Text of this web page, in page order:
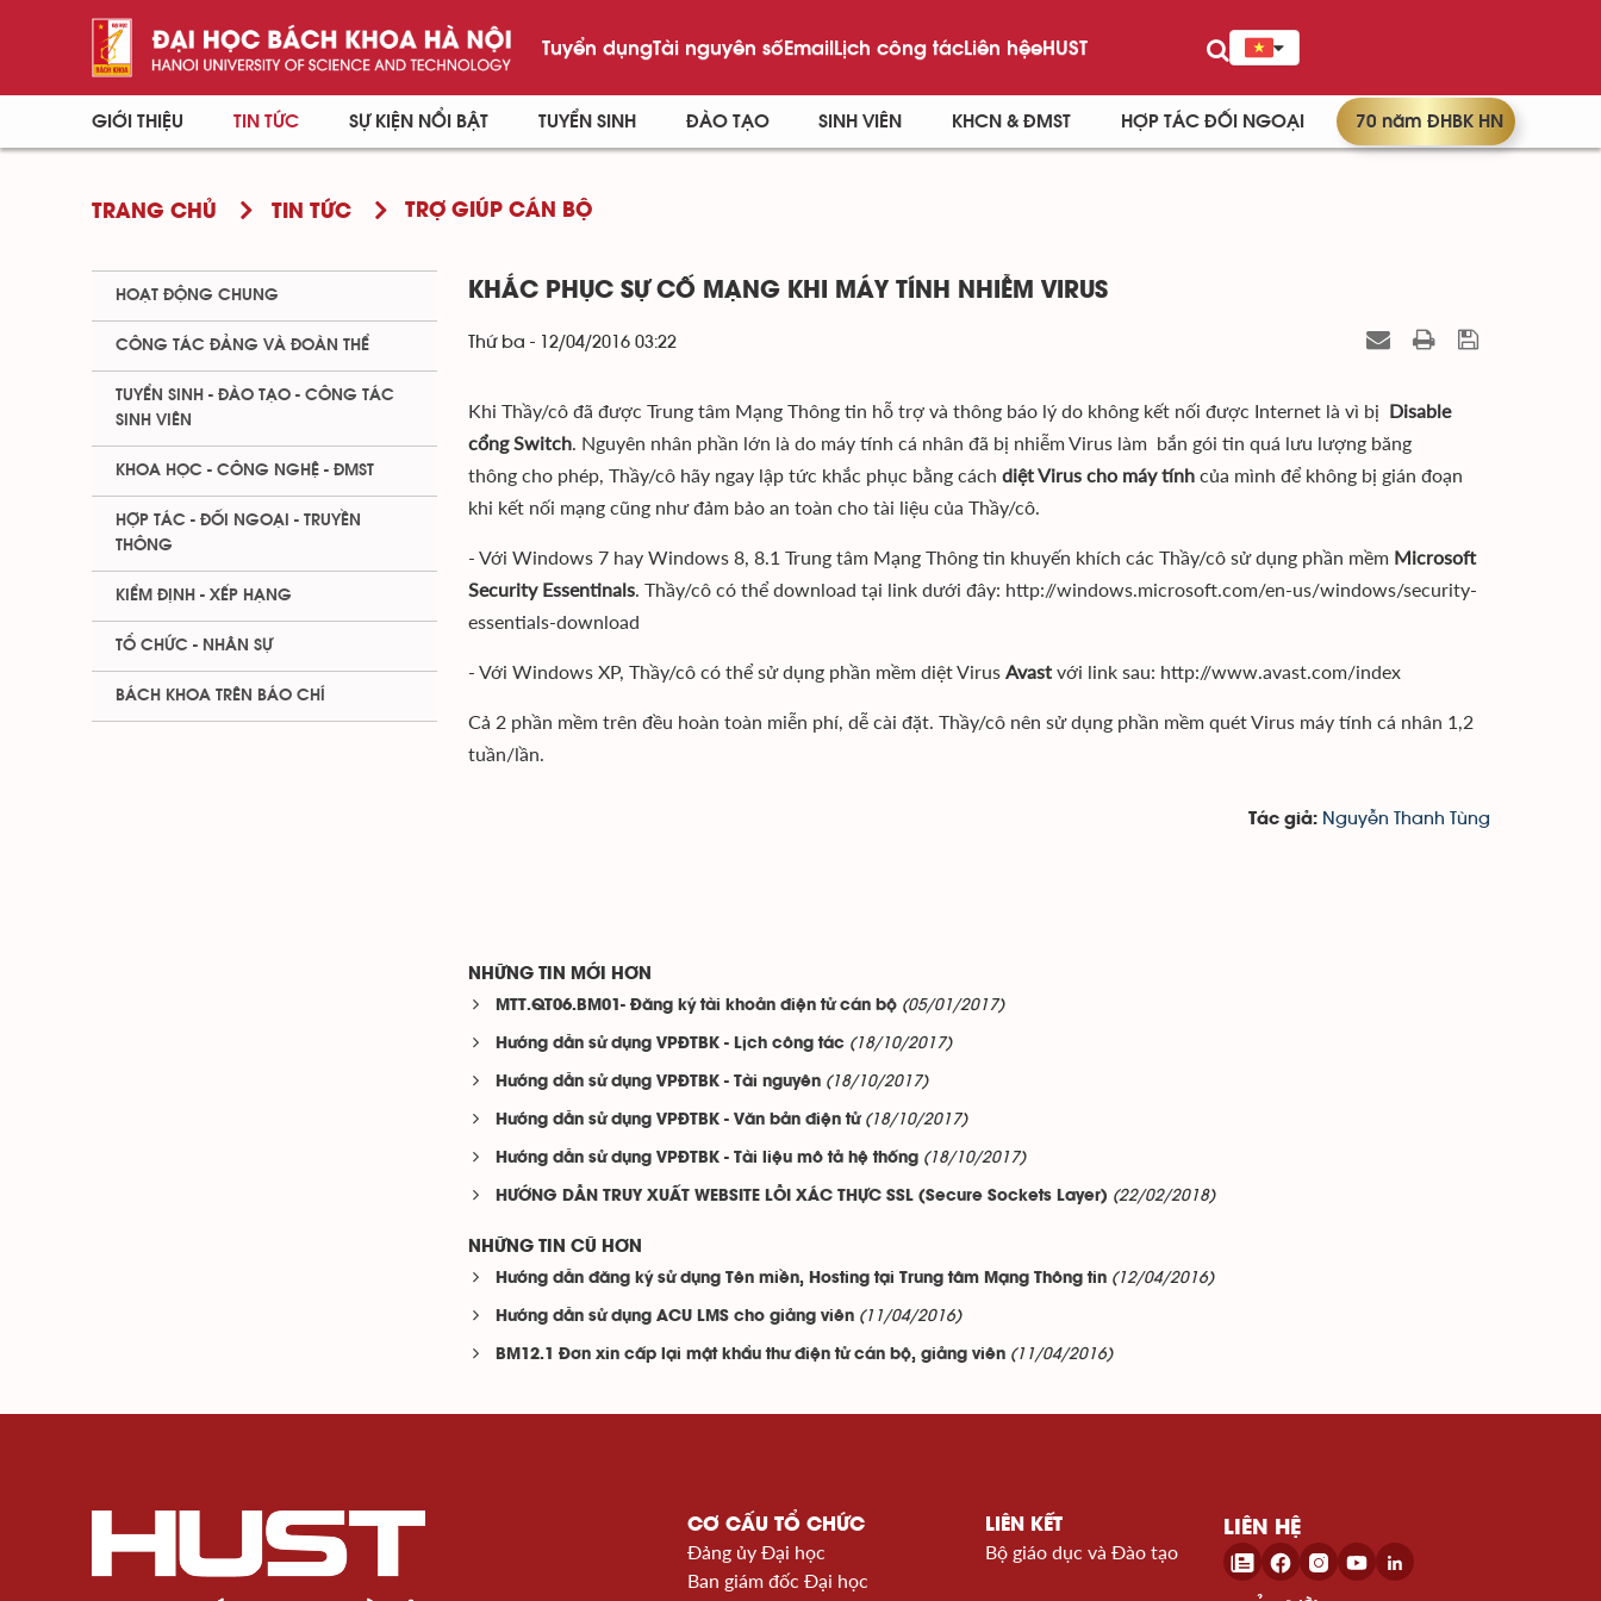
Tuyển dụngTài nguyên sốEmailLịch công tácLiên hệeHUST
GIỚI THIỆU TIN TỨC SỰ KIỆN NỔI BẬT TUYỂN SINH ĐÀO TẠO SINH VIÊN KHCN & ĐMST HỢP TÁC ĐỐI NGOẠI 70 năm ĐHBK HN
TRANG CHỦ TIN TỨC TRỢ GIÚP CÁN BỘ
KHẮC PHỤC SỰ CỐ MẠNG KHI MÁY TÍNH NHIỄM VIRUS
Thứ ba - 12/04/2016 03:22
Khi Thầy/cô đã được Trung tâm Mạng Thông tin hỗ trợ và thông báo lý do không kết nối được Internet là vì bị Disable
cổng Switch. Nguyên nhân phần lớn là do máy tính cá nhân đã bị nhiễm Virus làm bắn gói tin quá lưu lượng băng
thông cho phép, Thầy/cô hãy ngay lập tức khắc phục bằng cách diệt Virus cho máy tính của mình để không bị gián đoạn
khi kết nối mạng cũng như đảm bảo an toàn cho tài liệu của Thầy/cô.
- Với Windows 7 hay Windows 8, 8.1 Trung tâm Mạng Thông tin khuyến khích các Thầy/cô sử dụng phần mềm Microsoft
Security Essentinals. Thầy/cô có thể download tại link dưới đây: http://windows.microsoft.com/en-us/windows/security-
essentials-download
- Với Windows XP, Thầy/cô có thể sử dụng phần mềm diệt Virus Avast với link sau: http://www.avast.com/index
Cả 2 phần mềm trên đều hoàn toàn miễn phí, dễ cài đặt. Thầy/cô nên sử dụng phần mềm quét Virus máy tính cá nhân 1,2
tuần/lần.
Tác giả: Nguyễn Thanh Tùng
NHỮNG TIN MỚI HƠN
MTT.QT06.BM01- Đăng ký tài khoản điện tử cán bộ (05/01/2017)
Hướng dẫn sử dụng VPĐTBK - Lịch công tác (18/10/2017)
Hướng dẫn sử dụng VPĐTBK - Tài nguyên (18/10/2017)
Hướng dẫn sử dụng VPĐTBK - Văn bản điện tử (18/10/2017)
Hướng dẫn sử dụng VPĐTBK - Tài liệu mô tả hệ thống (18/10/2017)
HƯỚNG DẪN TRUY XUẤT WEBSITE LỖI XÁC THỰC SSL (Secure Sockets Layer) (22/02/2018)
NHỮNG TIN CŨ HƠN
Hướng dẫn đăng ký sử dụng Tên miền, Hosting tại Trung tâm Mạng Thông tin (12/04/2016)
Hướng dẫn sử dụng ACU LMS cho giảng viên (11/04/2016)
BM12.1 Đơn xin cấp lại mật khẩu thư điện tử cán bộ, giảng viên (11/04/2016)
HOẠT ĐỘNG CHUNG
CÔNG TÁC ĐẢNG VÀ ĐOÀN THỂ
TUYỂN SINH - ĐÀO TẠO - CÔNG TÁC
SINH VIÊN
KHOA HỌC - CÔNG NGHỆ - ĐMST
HỢP TÁC - ĐỐI NGOẠI - TRUYỀN
THÔNG
KIỂM ĐỊNH - XẾP HẠNG
TỔ CHỨC - NHÂN SỰ
BÁCH KHOA TRÊN BÁO CHÍ
CƠ CẤU TỔ CHỨC
Đảng ủy Đại học
Ban giám đốc Đại học
LIÊN KẾT
Bộ giáo dục và Đào tạo
LIÊN HỆ